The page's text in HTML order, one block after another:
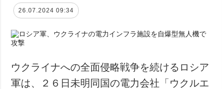
政治
経済・復興
社会・文化
スポーツ
26.07.2024 09:34
ウクライナへの全面侵略戦争を続けるロシア
軍は、２６日未明同国の電力会社「ウクルエ